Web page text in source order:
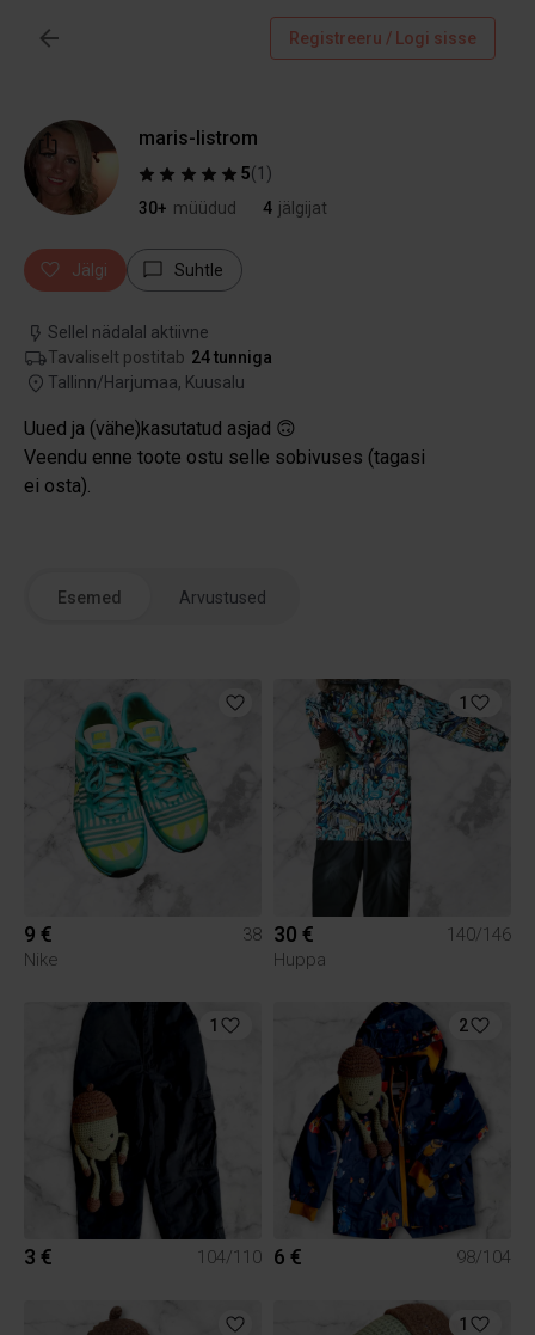
Registreeru / Logi sisse
maris-listrom
5(1 )
30+ müüdud 4 jälgijat
Jälgi Suhtle
Sellel nädalal aktiivne
Tavaliselt postitab 24 tunniga
Tallinn/Harjumaa, Kuusalu
Uued ja (vähe)kasutatud asjad 🙃
Veendu enne toote ostu selle sobivuses (tagasi
ei osta).
Esemed Arvustused
9 €
38
Nike
1
30 €
140/146
Huppa
1
3 € 104/110
2
6 € 98/104
1